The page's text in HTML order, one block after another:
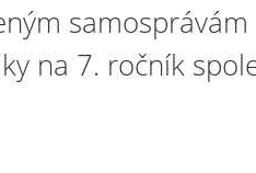
na 7. ročník